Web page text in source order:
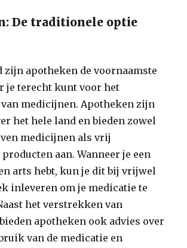
De traditionele optie
zijn apotheken de voornaamste
je terecht kunt voor het
medicijnen. Apotheken zijn
het hele land en bieden zowel
medicijnen als vrij
aan. Wanneer je een
arts hebt, kun je dit bij vrijwel
inleveren om je medicatie te
het verstrekken van
apotheken ook advies over
van de medicatie en